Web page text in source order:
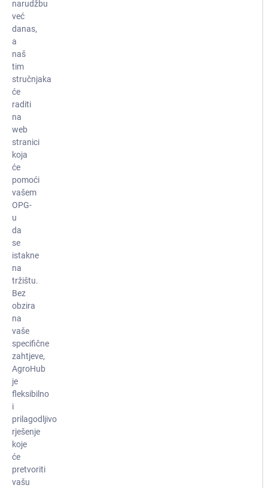
narudžbu
već
danas,
a
naš
tim
stručnjaka
će
raditi
na
web
stranici
koja
će
pomoći
vašem
OPG-
u
da
se
istakne
na
tržištu.
Bez
obzira
na
vaše
specifične
zahtjeve,
AgroHub
je
fleksibilno
i
prilagodljivo
rješenje
koje
će
pretvoriti
vašu